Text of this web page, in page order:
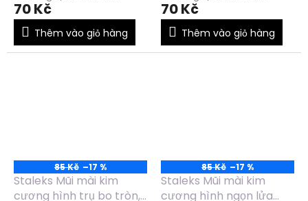
70 Kč
Thêm vào giỏ hàng
70 Kč
Thêm vào giỏ hàng
85 Kč –17 %
Staleks Mũi mài kim
cương hình trụ bo tròn,
85 Kč –17 %
Staleks Mũi mài kim
cương hình ngọn lửa